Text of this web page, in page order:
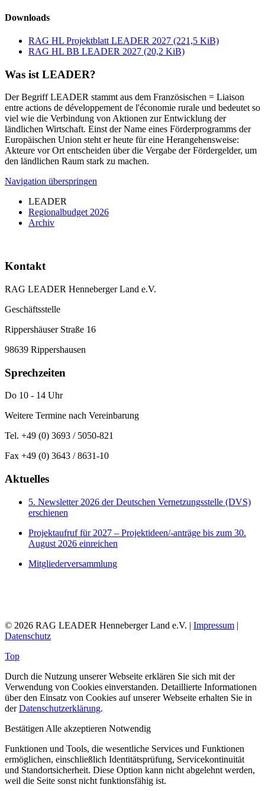
Downloads
RAG HL Projektblatt LEADER 2027 (221,5 KiB)
RAG HL BB LEADER 2027 (20,2 KiB)
Was ist LEADER?
Der Begriff LEADER stammt aus dem Französischen = Liaison
entre actions de développement de l'économie rurale und bedeutet so
viel wie die Verbindung von Aktionen zur Entwicklung der
ländlichen Wirtschaft. Einst der Name eines Förderprogramms der
Europäischen Union steht er heute für eine Herangehensweise:
Akteure vor Ort entscheiden über die Vergabe der Fördergelder, um
den ländlichen Raum stark zu machen.
Navigation überspringen
LEADER
Regionalbudget 2026
Archiv
Kontakt
RAG LEADER Henneberger Land e.V.
Geschäftsstelle
Rippershäuser Straße 16
98639 Rippershausen
Sprechzeiten
Do 10 - 14 Uhr
Weitere Termine nach Vereinbarung
Tel. +49 (0) 3693 / 5050-821
Fax +49 (0) 3643 / 8631-10
Aktuelles
5. Newsletter 2026 der Deutschen Vernetzungsstelle (DVS)
erschienen
Projektaufruf für 2027 – Projektideen/-anträge bis zum 30.
August 2026 einreichen
Mitgliederversammlung
© 2026 RAG LEADER Henneberger Land e.V. | Impressum |
Datenschutz
Top
Durch die Nutzung unserer Webseite erklären Sie sich mit der
Verwendung von Cookies einverstanden. Detaillierte Informationen
über den Einsatz von Cookies auf unserer Webseite erhalten Sie in
derDatenschutzerklärung.
Bestätigen Alle akzeptieren Notwendig
Funktionen und Tools, die wesentliche Services und Funktionen
ermöglichen, einschließlich Identitätsprüfung, Servicekontinuität
und Standortsicherheit. Diese Option kann nicht abgelehnt werden,
weil die Seite sonst nicht funktionsfähig ist.